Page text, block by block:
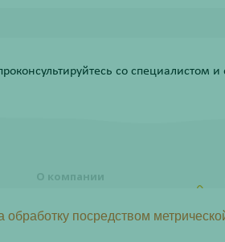
со специалистом и
О компании
Контакты
обработку посредством